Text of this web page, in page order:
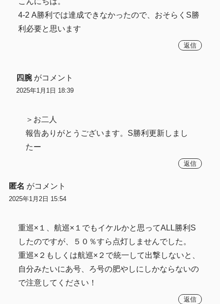
4-2 A勝利では達成できなかったので、おそらくS勝
利必要と思います
返信
四腕 がコメント
2025年1月1日 18:39
＞お二人
報告ありがとうございます。S勝利更新しまし
たー
返信
匿名 がコメント
2025年1月2日 15:54
重巡×１、航巡×１でもイケルかと思ってALL勝利S
したのですが、５０％すら点灯しませんでした。
重巡×２もしくは航巡×２で統一して出撃しないと、
自分みたいにあ号、ろ号の肥やしにしかならないの
で注意してください！
返信